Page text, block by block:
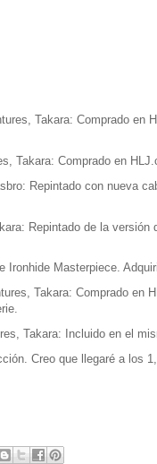
Takara: Comprado en
Takara: Comprado en
Repintado con nueva
Repintado de la versión
Ironhide Masterpiece.
Takara: Comprado en
Takara: Incluido en el
Creo que llegaré a los